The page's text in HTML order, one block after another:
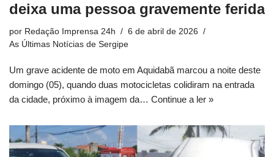
deixa uma pessoa gravemente ferida
por Redação Imprensa 24h
6 de abril de 2026
As Últimas Notícias de Sergipe
Um grave acidente de moto em Aquidabã marcou a noite deste
domingo (05), quando duas motocicletas colidiram na entrada
da cidade, próximo à imagem da… Continue a ler »